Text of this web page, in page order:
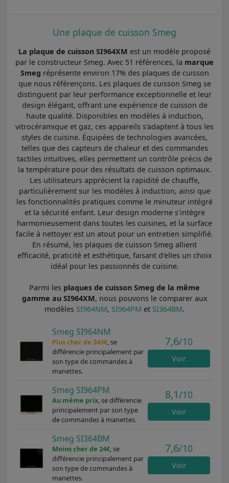
Une plaque de cuisson Smeg
La plaque de cuisson SI964XM est un modèle proposé
par le constructeur Smeg. Avec 51 références, la marque
Smeg réprésente environ 17% des plaques de cuisson
que nous référençons. Les plaques de cuisson Smeg se
distinguent par leur performance exceptionnelle et leur
design élégant, offrant une expérience de cuisson de
haute qualité. Disponibles en modèles à induction,
vitrocéramique et gaz, ces appareils s'adaptent à tous les
styles de cuisine. Équipées de technologies avancées,
telles que des capteurs de chaleur et des commandes
tactiles intuitives, elles permettent un contrôle précis de
la température pour des résultats de cuisson optimaux.
Les utilisateurs apprécient la rapidité de chauffe,
particulièrement sur les modèles à induction, ainsi que
les fonctionnalités pratiques comme le minuteur intégré
et la sécurité enfant. Leur design moderne s'intègre
harmonieusement dans toutes les cuisines, et la surface
facile à nettoyer est un atout pour un entretien simplifié.
En résumé, les plaques de cuisson Smeg allient
efficacité, praticité et esthétique, faisant d'elles un choix
idéal pour les passionnés de cuisine.
Parmi les plaques de cuisson Smeg de la même
gamme au SI964XM, nous pouvons le comparer aux
modèles SI964NM, SI964PM et SI364BM.
Smeg SI964NM
Plus cher de 243€, se
différencie principalement par
son type de commandes à
manettes.
7,6/10
Voir
Smeg SI964PM
Au même prix, se différencie
principalement par son type
de commandes à manettes.
8,1/10
Voir
Smeg SI364BM
Moins cher de 24€, se
différencie principalement par
son type de commandes à
manettes.
7,6/10
Voir